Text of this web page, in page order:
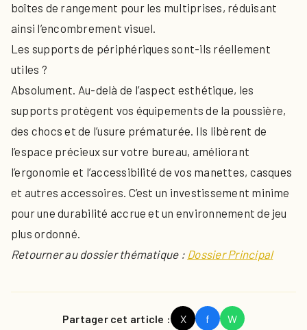
boîtes de rangement pour les multiprises, réduisant
ainsi l’encombrement visuel.
Les supports de périphériques sont-ils réellement
utiles ?
Absolument. Au-delà de l’aspect esthétique, les
supports protègent vos équipements de la poussière,
des chocs et de l’usure prématurée. Ils libèrent de
l’espace précieux sur votre bureau, améliorant
l’ergonomie et l’accessibilité de vos manettes, casques
et autres accessoires. C’est un investissement minime
pour une durabilité accrue et un environnement de jeu
plus ordonné.
Retourner au dossier thématique : Dossier Principal
Partager cet article : X f W